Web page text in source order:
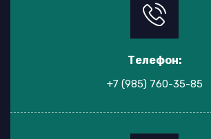
Телефон:
+7 (985) 760-35-85